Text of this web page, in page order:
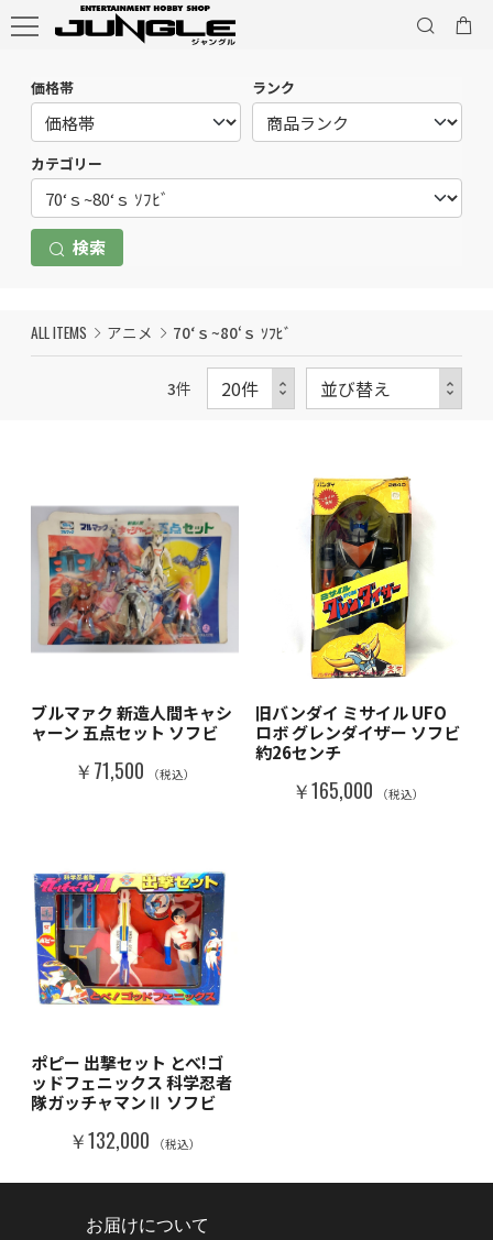
価格帯 ランク
カテゴリー
検索
ALL ITEMS アニメ 70‘ｓ~80‘ｓ ｿﾌﾋﾞ
3件
ブルマァク 新造人間キャシ
ャーン 五点セット ソフビ
￥71,500 （税込）
旧バンダイ ミサイル UFO
ロボ グレンダイザー ソフビ
約26センチ
￥165,000 （税込）
ポピー 出撃セット とべ!ゴ
ッドフェニックス 科学忍者
隊ガッチャマンⅡ ソフビ
￥132,000 （税込）
お届けについて